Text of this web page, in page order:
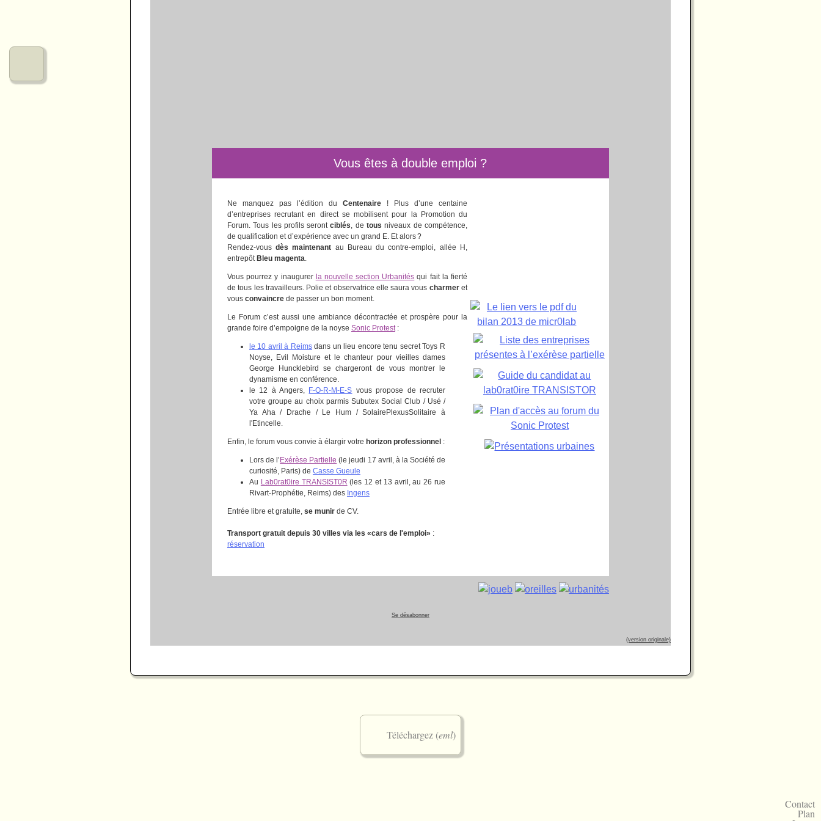
Vous êtes à double emploi ?
Ne manquez pas l’édition du Centenaire! Plus d’une centaine
d’entreprises recrutant en direct se mobilisent pour la Promotion du
Forum. Tous les profils serontciblés, detous niveaux de compétence,
de qualification et d’expérience avec un grand E. Et alors ?
Rendez-vousdès maintenant au Bureau du contre-emploi, allée H,
entrepôt Bleu magenta.
Vous pourrez y inaugurer la nouvelle section Urbanités qui fait la fierté
de tous les travailleurs. Polie et observatrice elle saura vous charmeret
vous convaincrede passer un bon moment.
Le Forum c’est aussi une ambiance décontractée et prospère pour la
grande foire d’empoigne de la noyse Sonic Protest:
le 10 avril à Reimsdans un lieu encore tenu secret Toys R
Noyse, Evil Moisture et le chanteur pour vieilles dames
George Huncklebird se chargeront de vous montrer le
dynamisme en conférence.
le 12 à Angers, F-O-R-M-E-S vous propose de recruter
votre groupe au choix parmis Subutex Social Club / Usé /
Ya Aha / Drache / Le Hum / SolairePlexusSolitaire à
l'Etincelle.
Enfin, le forum vous convie à élargir votre horizon professionnel :
Lors de l’ Exérèse Partielle (le jeudi 17 avril, à la Société de
curiosité, Paris) de Casse Gueule
Au Lab0rat0ire TRANSIST0R (les 12 et 13 avril, au 26 rue
Rivart-Prophétie, Reims) des Ingens
Entrée libre et gratuite, se munirde CV.
Transport gratuit depuis 30 villes via les «cars de l'emploi» :
réservation
Se désabonner
(version originale)
Téléchargez (eml)
Contact
Plan